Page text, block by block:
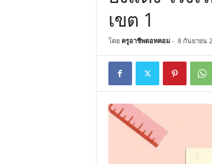
เขต 1
โดย ครูอาชีพดอทคอม- 8 กันยายน